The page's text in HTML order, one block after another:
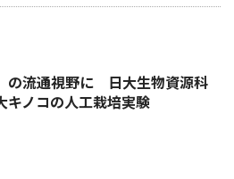
の流通視野に 日大生物資源科
キノコの人工栽培実験